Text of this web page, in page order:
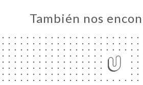
También nos